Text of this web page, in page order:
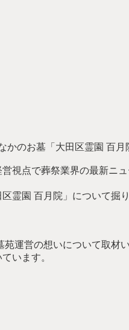
のお墓「大田区霊園 百月
視点で葬祭業界の最新ニ
霊園 百月院」について掘
運営の想いについて取材
います。